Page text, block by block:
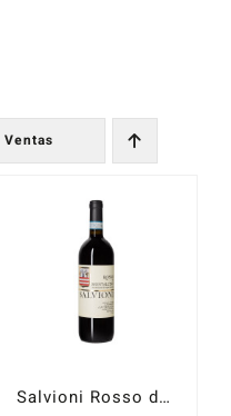
Ventas
Salvioni Rosso di Montalcino 2023